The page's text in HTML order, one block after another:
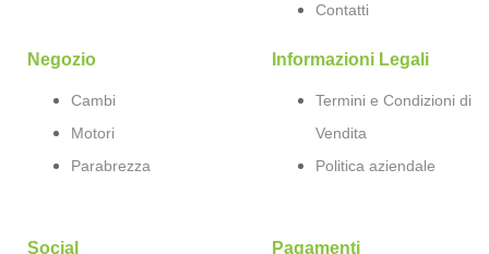
Contatti
Negozio
Cambi
Motori
Parabrezza
Informazioni Legali
Termini e Condizioni di
Vendita
Politica aziendale
Social Pagamenti